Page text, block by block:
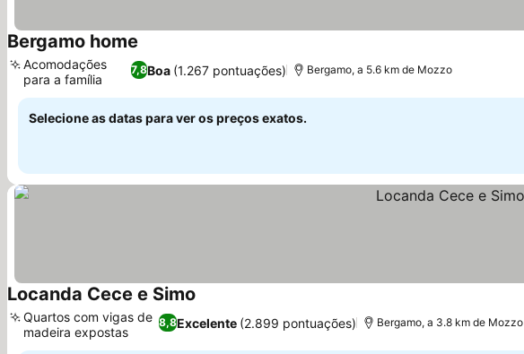
Bergamo home
7,8Boa (1.267 pontuações)
Acomodações
para a família
Bergamo, a 5.6 km de Mozzo
Selecione as datas para ver os preços exatos.
Locanda Cece e Simo
8,8Excelente (2.899 pontuações)
Quartos com vigas de
madeira expostas
Bergamo, a 3.8 km de Mozzo